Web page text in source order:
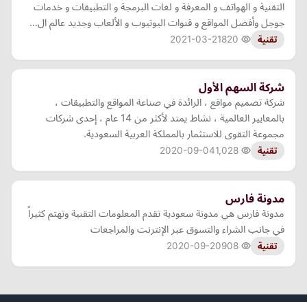
التقنية و الهواتف و المعرفة و لغات البرمجة و التطبيقات و خدمات
جوجل وأفضل المواقع و قنوات اليوتيوب و الألعاب وجديد عالم ال…
تقنية 2021-03-21
شركة السهم الأول
شركة تصميم مواقع ، الرائدة في صناعة المواقع والتطبيقات ،
بالمعايير العالمية ، نشاط يمتد لأكثر من 14 عام ، إحدى شركات
مجموعة التقوى للاستثمار بالمملكة العربية السعودية.
تقنية 2020-09-04
مدونة فارس
مدونة فارس هي مدونة سعودية تقدم المعلومات التقنية وتهتم كثيراً
في جانب الشراء والتسوق عبر الإنترنت والمراجعات
تقنية 2020-09-20